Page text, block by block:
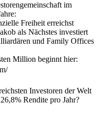
im
Freiheit erreichst
als Nächstes investiert
und Family Offices
Million beginnt hier:
Investoren der Welt
Rendite pro Jahr?